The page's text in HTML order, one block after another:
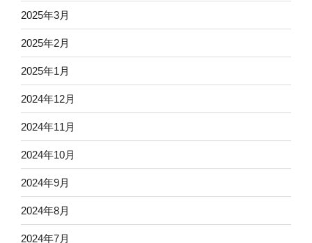
2025年3月
2025年2月
2025年1月
2024年12月
2024年11月
2024年10月
2024年9月
2024年8月
2024年7月